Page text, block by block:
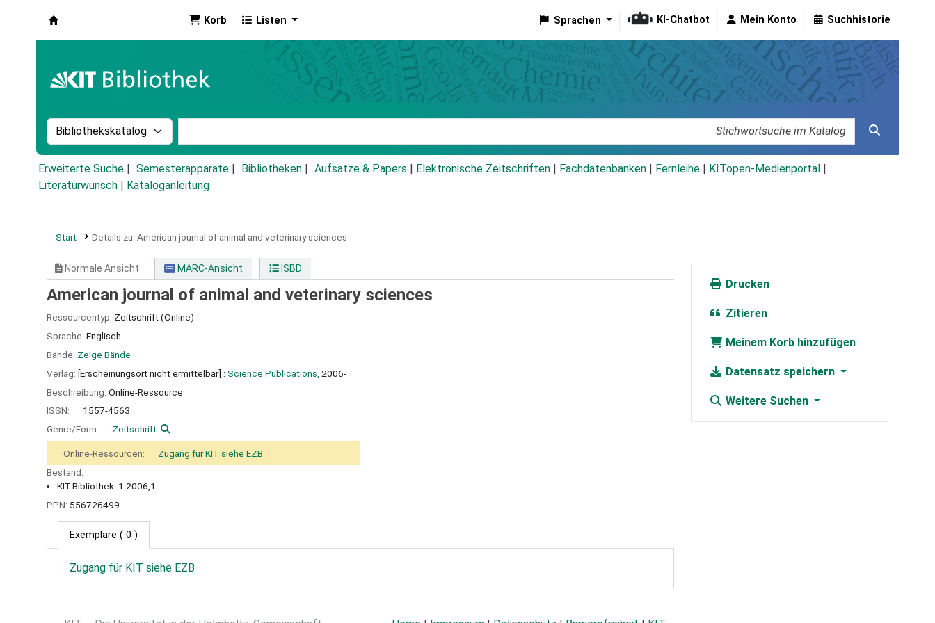
Korb Listen Sprachen KI-Chatbot Mein Konto Suchhistorie
Suche im Katalog nach:
Erweiterte Suche Semesterapparate Bibliotheken Aufsätze & Papers Elektronische Zeitschriften Fachdatenbanken Fernleihe KITopen-Medienportal
Literaturwunsch
Kataloganleitung
Start Details zu: American journal of animal and veterinary sciences
Normale Ansicht MARC-Ansicht ISBD
American journal of animal and veterinary sciences
Ressourcentyp: Zeitschrift (Online)
Sprache: Englisch
Bände: Zeige Bände
Verlag: [Erscheinungsort nicht ermittelbar] : Science Publications, 2006-
Beschreibung: Online-Ressource
ISSN:
1557-4563
Genre/Form:
Zeitschrift
Online-Ressourcen:
Zugang für KIT siehe EZB
Bestand:
KIT-Bibliothek: 1.2006,1 -
PPN: 556726499
Exemplare ( 0 )
Zugang für KIT siehe EZB
Drucken
Zitieren
Meinem Korb hinzufügen
Datensatz speichern
Weitere Suchen